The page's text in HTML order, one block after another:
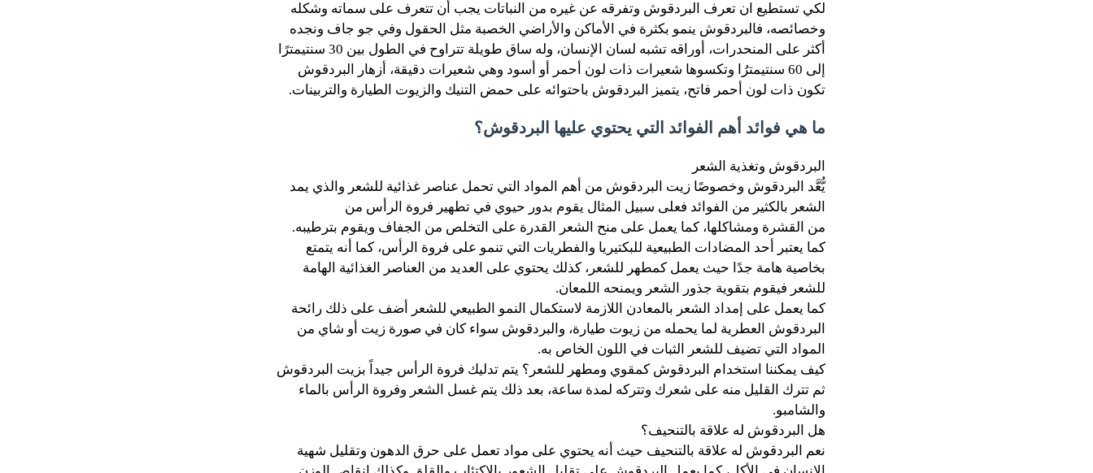
لكي تستطيع ان تعرف البردقوش وتفرقه عن غيره من النباتات يجب أن تتعرف على سماته وشكله
وخصائصه، فالبردقوش ينمو بكثرة في الأماكن والأراضي الخصبة مثل الحقول وفي جو جاف ونجده
أكثر على المنحدرات، أوراقه تشبه لسان الإنسان، وله ساق طويلة تتراوح في الطول بين 30 سنتيمترًا
إلى 60 سنتيمترُا وتكسوها شعيرات ذات لون أحمر أو أسود وهي شعيرات دقيقة، أزهار البردقوش
تكون ذات لون أحمر فاتح، يتميز البردقوش باحتوائه على حمض التنيك والزيوت الطيارة والتربينات.
ما هي فوائد أهم الفوائد التي يحتوي عليها البردقوش؟
البردقوش وتغذية الشعر
يُّعَّد البردقوش وخصوصًا زيت البردقوش من أهم المواد التي تحمل عناصر غذائية للشعر والذي يمد
الشعر بالكثير من الفوائد فعلى سبيل المثال يقوم بدور حيوي في تطهير فروة الرأس من
من القشرة ومشاكلها، كما يعمل على منح الشعر القدرة على التخلص من الجفاف ويقوم بترطيبه.
كما يعتبر أحد المضادات الطبيعية للبكتيريا والفطريات التي تنمو على فروة الرأس، كما أنه يتمتع
بخاصية هامة جدًا حيث يعمل كمطهر للشعر، كذلك يحتوي على العديد من العناصر الغذائية الهامة
للشعر فيقوم بتقوية جذور الشعر ويمنحه اللمعان.
كما يعمل على إمداد الشعر بالمعادن اللازمة لاستكمال النمو الطبيعي للشعر أضف على ذلك رائحة
البردقوش العطرية لما يحمله من زيوت طيارة، والبردقوش سواء كان في صورة زيت أو شاي من
المواد التي تضيف للشعر الثبات في اللون الخاص به.
كيف يمكننا استخدام البردقوش كمقوي ومطهر للشعر؟ يتم تدليك فروة الرأس جيداً بزيت البردقوش
ثم تترك القليل منه على شعرك وتتركه لمدة ساعة، بعد ذلك يتم غسل الشعر وفروة الرأس بالماء
والشامبو.
هل البردقوش له علاقة بالتنحيف؟
نعم البردقوش له علاقة بالتنحيف حيث أنه يحتوي على مواد تعمل على حرق الدهون وتقليل شهية